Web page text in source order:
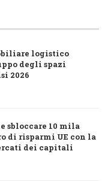
logistico
degli spazi
2026
sbloccare 10 mila
di risparmi UE con la
dei capitali